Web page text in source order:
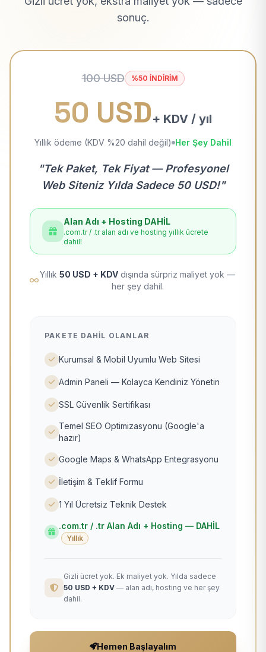
sonuç.
100 USD %50 İNDİRİM
50 USD+ KDV / yıl
Yıllık ödeme (KDV %20 dahil değil) Her Şey Dahil
"Tek Paket, Tek Fiyat — Profesyonel
Web Siteniz Yılda Sadece 50 USD!"
Alan Adı + Hosting DAHİL
.com.tr / .tr alan adı ve hosting yıllık ücrete
dahil!
Yıllık 50 USD + KDV dışında sürpriz maliyet yok —
her şey dahil.
PAKETE DAHIL OLANLAR
Kurumsal & Mobil Uyumlu Web Sitesi
Admin Paneli — Kolayca Kendiniz Yönetin
SSL Güvenlik Sertifikası
Temel SEO Optimizasyonu (Google'a
hazır)
Google Maps & WhatsApp Entegrasyonu
İletişim & Teklif Formu
1 Yıl Ücretsiz Teknik Destek
.com.tr / .tr Alan Adı + Hosting — DAHİL
Yıllık
Gizli ücret yok. Ek maliyet yok. Yılda sadece
50 USD + KDV — alan adı, hosting ve her şey
dahil.
Hemen Başlayalım